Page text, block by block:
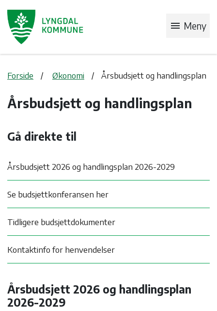
menu Meny
Forside Økonomi Årsbudsjett og handlingsplan
Årsbudsjett og handlingsplan
Gå direkte til
Årsbudsjett 2026 og handlingsplan 2026-2029
Se budsjettkonferansen her
Tidligere budsjettdokumenter
Kontaktinfo for henvendelser
Årsbudsjett 2026 og handlingsplan
2026-2029